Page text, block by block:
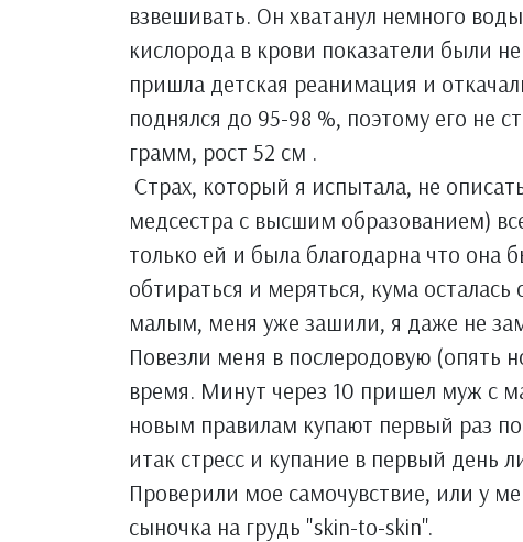
взвешивать. Он хватанул немного
кислорода в крови показатели были
пришла детская реанимация и
поднялся до 95-98 %, поэтому его не
грамм, рост 52 см .
Страх, который я испытала, не
медсестра с высшим образованием)
только ей и была благодарна что
обтираться и меряться, кума
малым, меня уже зашили, я даже не
Повезли меня в послеродовую (опять
время. Минут через 10 пришел муж с
новым правилам купают первый раз
итак стресс и купание в первый день
Проверили мое самочувствие, или у
сыночка на грудь "skin-to-skin".